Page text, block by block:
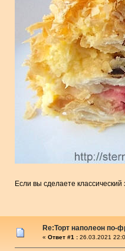
Если вы сделаете
Re:Торт наполеон по-
« Ответ #1 : 26.03.2021